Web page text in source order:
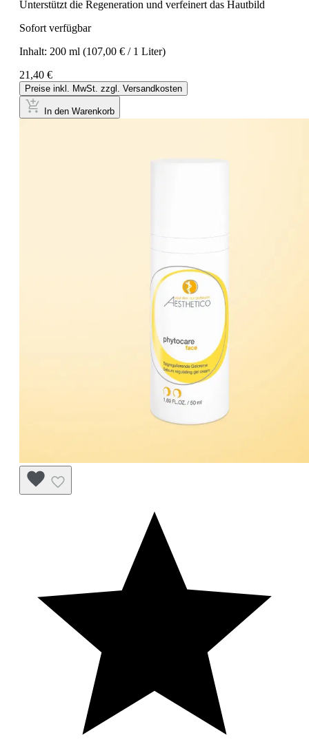
Unterstützt die Regeneration und verfeinert das Hautbild
Sofort verfügbar
Inhalt: 200 ml (107,00 € / 1 Liter)
21,40 €
Preise inkl. MwSt. zzgl. Versandkosten
In den Warenkorb